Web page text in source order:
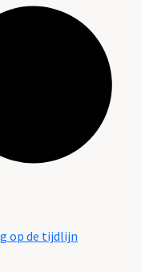
op de tijdlijn